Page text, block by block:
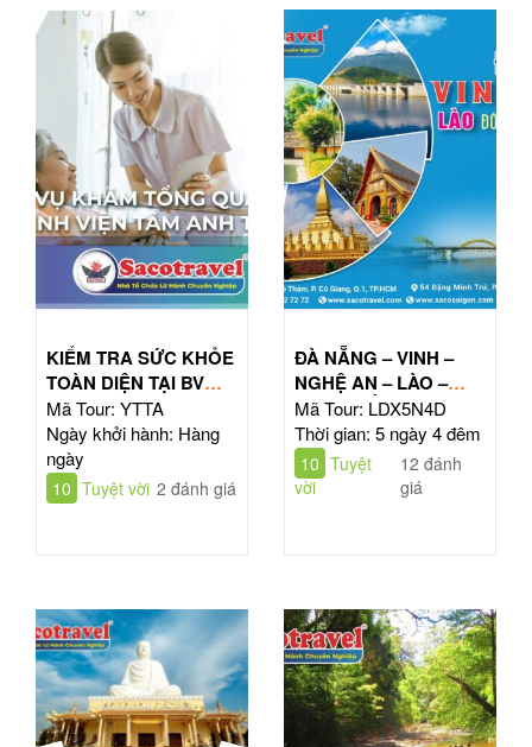
KIỂM TRA SỨC KHỎE
TOÀN DIỆN TẠI BV
TÂM ANH HỒ CHÍ
MINH
Mã Tour: YTTA
Ngày khởi hành: Hàng
ngày
10 Tuyệt vời 2 đánh giá
ĐÀ NẴNG – VINH –
NGHỆ AN – LÀO –
ĐÔNG BẮC THÁI LAN
| TOUR 5N4Đ
Mã Tour: LDX5N4D
Thời gian: 5 ngày 4 đêm
10 Tuyệt
vời
12 đánh
giá